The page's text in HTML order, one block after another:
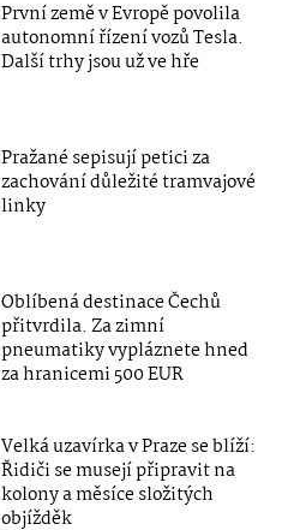
První země v Evropě povolila
autonomní řízení vozů Tesla.
Další trhy jsou už ve hře
Pražané sepisují petici za
zachování důležité tramvajové
linky
Oblíbená destinace Čechů
přitvrdila. Za zimní
pneumatiky vypláznete hned
za hranicemi 500 EUR
Velká uzavírka v Praze se blíží:
Řidiči se musejí připravit na
kolony a měsíce složitých
objížděk